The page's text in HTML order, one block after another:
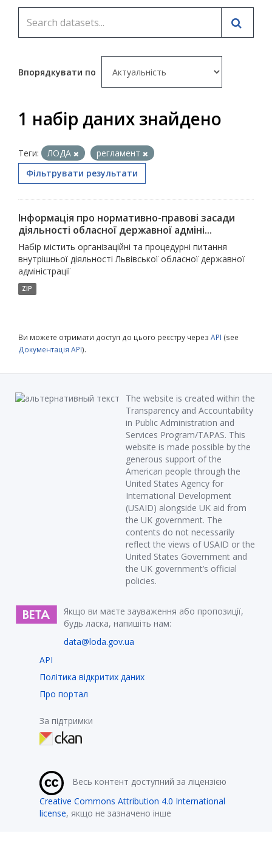
Впорядкувати по
1 набір даних знайдено
Теги: ЛОДА
регламент
Фільтрувати результати
Інформація про нормативно-правові засади
діяльності обласної державної адміні...
Набір містить організаційні та процедурні питання
внутрішньої діяльності Львівської обласної державної
адміністрації
ZIP
Ви можете отримати доступ до цього реєстру через API (see
Документація API).
The website is created within the
Transparency and Accountability
in Public Administration and
Services Program/TAPAS. This
website is made possible by the
generous support of the
American people through the
United States Agency for
International Development
(USAID) alongside UK aid from
the UK government. The
contents do not necessarily
reflect the views of USAID or the
United States Government and
the UK government’s official
policies.
Якщо ви маєте зауваження або пропозиції,
будь ласка, напишіть нам:
data@loda.gov.ua
API
Політика відкритих даних
Про портал
За підтримки
Весь контент доступний за ліцензією
Creative Commons Attribution 4.0 International
license, якщо не зазначено інше